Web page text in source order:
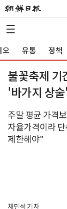
오 유통 정책
불꽃축제
'바가지 상
주말 평균 가격
자율가격이라
제한해야"
채민석 기자